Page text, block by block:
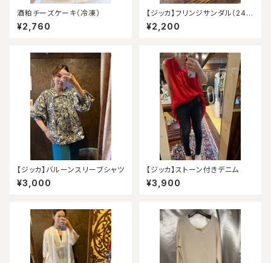
酒粕チーズケーキ（冷凍）
¥2,760
【ジッカ】フリンジサンダル（24.
5）
¥2,200
【ジッカ】バルーンスリーブシャツ
¥3,000
【ジッカ】ストーン付きデニム
¥3,900